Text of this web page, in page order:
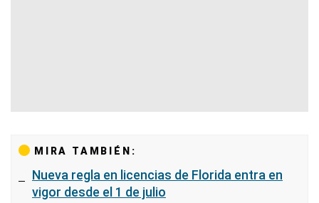
MIRA TAMBIÉN:
Nueva regla en licencias de Florida entra en
vigor desde el 1 de julio